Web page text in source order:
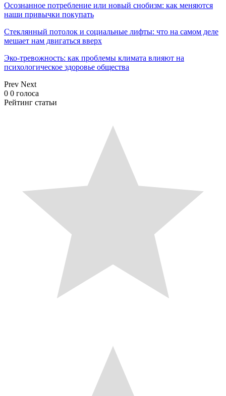
Осознанное потребление или новый снобизм: как меняются
наши привычки покупать
Стеклянный потолок и социальные лифты: что на самом деле
мешает нам двигаться вверх
Эко-тревожность: как проблемы климата влияют на
психологическое здоровье общества
Prev Next
0 0 голоса
Рейтинг статьи